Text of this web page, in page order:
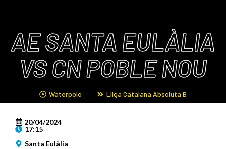
AE SANTA EULÀLIA
VS CN POBLE NOU
Waterpolo Lliga Catalana Absoluta B
20/04/2024
17:15
Santa Eulàlia